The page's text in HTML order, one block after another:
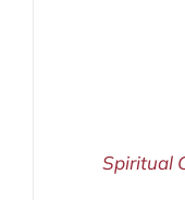
Spiritual